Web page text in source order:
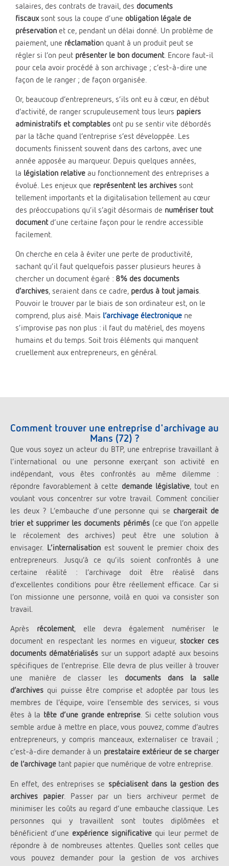
salaires, des contrats de travail, des documents
fiscauxsont sous la coupe d’une obligation légale de
préservation et ce, pendant un délai donné. Un problème de
paiement, une réclamation quant à un produit peut se
régler si l’on peut présenter le bon document. Encore faut-il
pour cela avoir procédé à son archivage ; c’est-à-dire une
façon de le ranger ; de façon organisée.
Or, beaucoup d’entrepreneurs, s’ils ont eu à cœur, en début
d’activité, de ranger scrupuleusement tous leurs papiers
administratifs et comptables ont pu se sentir vite débordés
par la tâche quand l’entreprise s’est développée. Les
documents finissent souvent dans des cartons, avec une
année apposée au marqueur. Depuis quelques années,
la législation relative au fonctionnement des entreprises a
évolué. Les enjeux que représentent les archives sont
tellement importants et la digitalisation tellement au cœur
des préoccupations qu’il s’agit désormais de numériser tout
document d’une certaine façon pour le rendre accessible
facilement.
On cherche en cela à éviter une perte de productivité,
sachant qu’il faut quelquefois passer plusieurs heures à
chercher un document égaré : 8% des documents
d’archives, seraient dans ce cadre, perdus à tout jamais.
Pouvoir le trouver par le biais de son ordinateur est, on le
comprend, plus aisé. Mais l’archivage électronique ne
s’improvise pas non plus : il faut du matériel, des moyens
humains et du temps. Soit trois éléments qui manquent
cruellement aux entrepreneurs, en général.
Comment trouver une entreprise d'archivage au
Mans (72) ?
Que vous soyez un acteur du BTP, une entreprise travaillant à
l’international ou une personne exerçant son activité en
indépendant, vous êtes confrontés au même dilemme :
répondre favorablement à cette demande législative, tout en
voulant vous concentrer sur votre travail. Comment concilier
les deux ? L’embauche d’une personne qui se chargerait de
trier et supprimer les documents périmés(ce que l’on appelle
le récolement des archives) peut être une solution à
envisager. L’internalisationest souvent le premier choix des
entrepreneurs. Jusqu’à ce qu’ils soient confrontés à une
certaine réalité : l’archivage doit être réalisé dans
d’excellentes conditions pour être réellement efficace. Car si
l’on missionne une personne, voilà en quoi va consister son
travail.
Après récolement, elle devra également numériser le
document en respectant les normes en vigueur, stocker ces
documents dématérialisés sur un support adapté aux besoins
spécifiques de l’entreprise. Elle devra de plus veiller à trouver
une manière de classer les documents dans la salle
d’archives qui puisse être comprise et adoptée par tous les
membres de l’équipe, voire l’ensemble des services, si vous
êtes à la tête d’une grande entreprise. Si cette solution vous
semble ardue à mettre en place, vous pouvez, comme d’autres
entrepreneurs, y compris manceaux, externaliser ce travail ;
c’est-à-dire demander à un prestataire extérieur de se charger
de l’archivage tant papier que numérique de votre entreprise.
En effet, des entreprises se spécialisent dans la gestion des
archives papier. Passer par un tiers archiveur permet de
minimiser les coûts au regard d’une embauche classique. Les
personnes qui y travaillent sont toutes diplômées et
bénéficient d’une expérience significative qui leur permet de
répondre à de nombreuses attentes. Quelles sont celles que
vous pouvez demander pour la gestion de vos archives